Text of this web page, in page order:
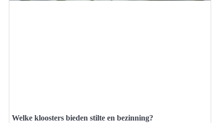
Welke kloosters bieden stilte en bezinning?